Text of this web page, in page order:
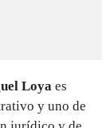
Loya es
y uno de